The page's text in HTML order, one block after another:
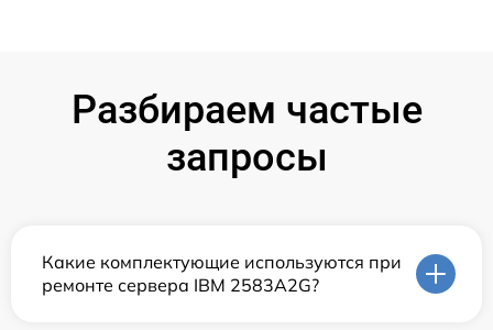
Разбираем частые
запросы
Какие комплектующие используются при
ремонте сервера IBM 2583A2G?